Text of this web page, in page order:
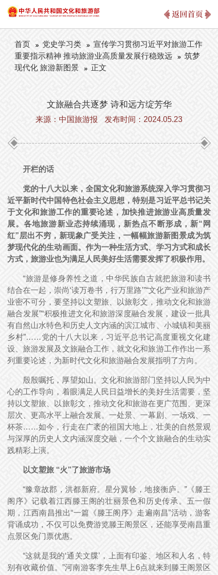
返回首页
首页 党史学习类
宣传学习贯彻习近平对旅游工作
重要指示精神 推动旅游业高质量发展行稳致远
筑梦
现代化 旅游新图景
正文
文旅融合共逐梦 诗和远方绽芳华
来源：中国旅游报 发布时间：2024.05.23
开栏的话
党的十八大以来，全国文化和旅游系统深入学习贯彻习
近平新时代中国特色社会主义思想，特别是习近平总书记关
于文化和旅游工作的重要论述，加快推进旅游业高质量发
展。各地旅游新业态持续涌现，新热点不断形成，新“网
红”层出不穷，新现象广受关注，一幅幅旅游新图景成为筑
梦现代化的生动画面。作为一种生活方式、学习方式和成长
方式，旅游业也为满足人民美好生活需要发挥了积极作用。
“旅游是修身养性之道，中华民族自古就把旅游和读书
结合在一起，崇尚‘读万卷书，行万里路’”“文化产业和旅游产
业密不可分，要坚持以文塑旅、以旅彰文，推动文化和旅游
融合发展”“积极推进文化和旅游深度融合发展，建设一批具
有自然山水特色和历史人文内涵的滨江城市、小城镇和美丽
乡村”……党的十八大以来，习近平总书记高度重视文化建
设、旅游发展及文旅融合工作，就文化和旅游工作作出一系
列重要论述，为新时代文化和旅游融合发展指明了方向。
殷殷嘱托，厚望如山。文化和旅游部门坚持以人民为中
心的工作导向，着眼满足人民日益增长的美好生活需要，坚
持以文塑旅、以旅彰文，推动文化和旅游在更广范围、更深
层次、更高水平上融合发展。一处景、一幕剧、一场戏、一
杯茶……如今，行走在广袤的祖国大地上，壮美的自然景观
与深厚的历史人文内涵深度交融，一个个文旅融合的生动实
践精彩上演。
以文塑旅 “火”了旅游市场
“豫章故郡，洪都新府。星分翼轸，地接衡庐。”《滕王
阁序》记载着江西滕王阁的壮丽景色和历史传承。五一假
期，江西南昌推出“一篇《滕王阁序》走遍南昌”活动，游客
背诵成功，不仅可以免费游览滕王阁景区，还能享受南昌重
点景区免门票优惠。
“这就是我的‘通关文牒’，上面有印鉴、地区和人名，特
别有收藏价值。”河南游客李先生早上6点就来到滕王阁景区